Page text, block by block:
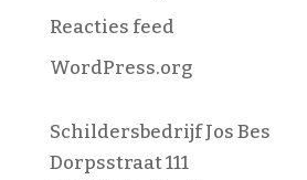
Reacties feed
WordPress.org
Schildersbedrijf Jos Bes
Dorpsstraat 111